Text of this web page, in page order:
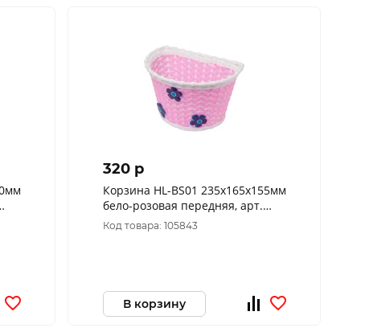
320 p
Корзина HL-BS01 235х165х155мм
бело-розовая передняя, арт.
270080
Код товара: 105843
В корзину